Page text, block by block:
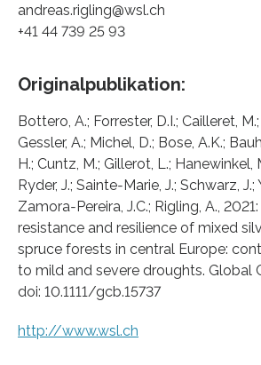
andreas.rigling@wsl.ch
+41 44 739 25 93
Originalpublikation:
Bottero, A.; Forrester, D.I.; Cailleret,
Gessler, A.; Michel, D.; Bose, A.K.;
H.; Cuntz, M.; Gillerot, L.; Hanewinkel,
Ryder, J.; Sainte‐Marie, J.; Schwarz, J.;
Zamora‐Pereira, J.C.; Rigling, A.,
resistance and resilience of mixed
spruce forests in central Europe:
to mild and severe droughts. Global
doi: 10.1111/gcb.15737
http://www.wsl.ch